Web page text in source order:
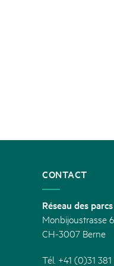
CONTACT
Réseau des
Monbijoustrasse
CH-3007 Berne
Tél. +41 (0)31 381